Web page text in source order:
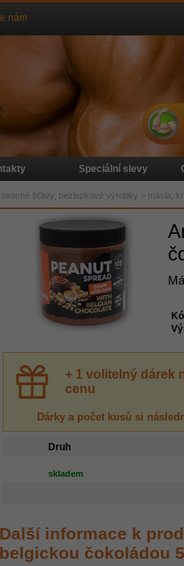
+ 1 volitelný dárek
cenu
Dárky a počet kusů si
Druh
skladem
Další informace k
belgickou čokoládou
nám
Speciální slevy
šťávy, bezlepkové výrobky > másla,